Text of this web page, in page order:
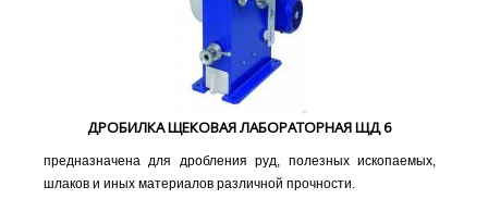
ДРОБИЛКА ЩЕКОВАЯ ЛАБОРАТОРНАЯ ЩД 6
предназначена для дробления руд, полезных ископаемых,
шлаков и иных материалов различной прочности.